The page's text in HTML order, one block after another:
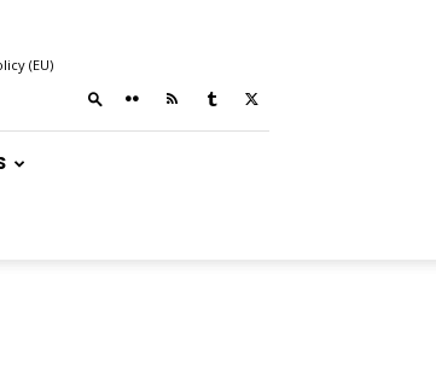
(EU)